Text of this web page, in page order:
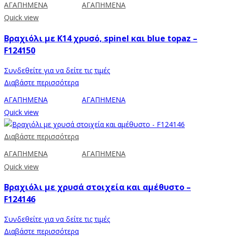
ΑΓΑΠΗΜΕΝΑ
ΑΓΑΠΗΜΕΝΑ
Quick view
Βραχιόλι με Κ14 χρυσό, spinel και blue topaz –
F124150
Συνδεθείτε για να δείτε τις τιμές
Διαβάστε περισσότερα
ΑΓΑΠΗΜΕΝΑ
ΑΓΑΠΗΜΕΝΑ
Quick view
Διαβάστε περισσότερα
ΑΓΑΠΗΜΕΝΑ
ΑΓΑΠΗΜΕΝΑ
Quick view
Βραχιόλι με χρυσά στοιχεία και αμέθυστο –
F124146
Συνδεθείτε για να δείτε τις τιμές
Διαβάστε περισσότερα